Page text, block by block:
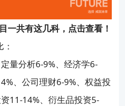
一共有这几科，点击查看！
量分析6-9%、经济学6-
、公司理财6-9%、权益投
11-14%、衍生品投资5-